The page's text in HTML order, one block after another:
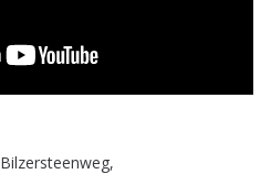
Bilzersteenweg,